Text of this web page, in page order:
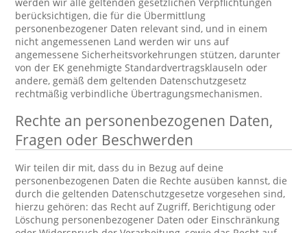
berücksichtigen, die für die Übermittlung
personenbezogener Daten relevant sind, und in einem
nicht angemessenen Land werden wir uns auf
angemessene Sicherheitsvorkehrungen stützen, darunter
von der EK genehmigte Standardvertragsklauseln oder
andere, gemäß dem geltenden Datenschutzgesetz
rechtmäßig verbindliche Übertragungsmechanismen.
Rechte an personenbezogenen Daten,
Fragen oder Beschwerden
Wir teilen dir mit, dass du in Bezug auf deine
personenbezogenen Daten die Rechte ausüben kannst, die
durch die geltenden Datenschutzgesetze vorgesehen sind,
hierzu gehören: das Recht auf Zugriff, Berichtigung oder
Löschung personenbezogener Daten oder Einschränkung